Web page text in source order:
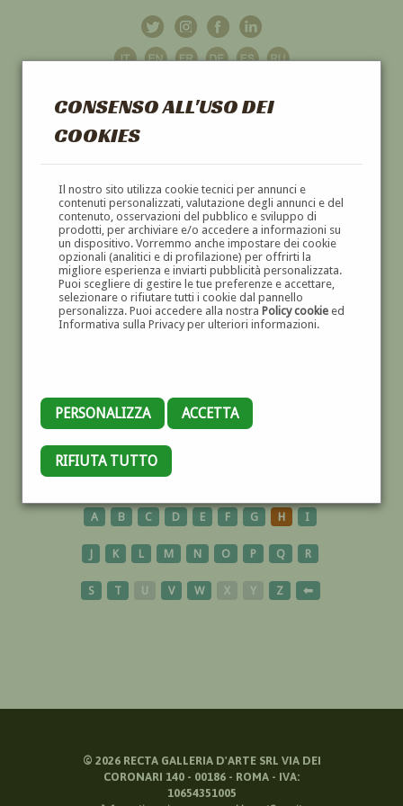
CONSENSO ALL'USO DEI
COOKIES
Il nostro sito utilizza cookie tecnici per annunci e
contenuti personalizzati, valutazione degli annunci e del
contenuto, osservazioni del pubblico e sviluppo di
prodotti, per archiviare e/o accedere a informazioni su
un dispositivo. Vorremmo anche impostare dei cookie
opzionali (analitici e di profilazione) per offrirti la
migliore esperienza e inviarti pubblicità personalizzata.
Puoi scegliere di gestire le tue preferenze e accettare,
selezionare o rifiutare tutti i cookie dal pannello
personalizza. Puoi accedere alla nostra Policy cookieed
Informativa sulla Privacy per ulteriori informazioni.
PERSONALIZZA ACCETTA
RIFIUTA TUTTO
GALLERIAD'ARTE
DIPINTI E SCULTURE '800 E '900
COLONNA
A B C D E F G H I
J K L M N O P Q R
S T U V W X Y Z ⬅
© 2026RECTA GALLERIA D'ARTE SRL VIA DEI
CORONARI 140 - 00186 - ROMA - IVA:
10654351005